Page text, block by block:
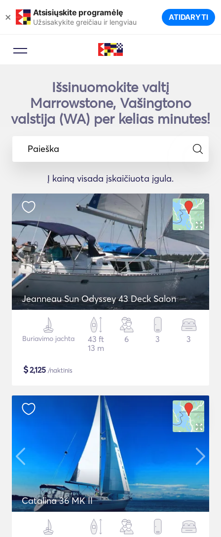
× Atsisiųskite programėlę
Užsisakykite greičiau ir lengviau ATIDARYTI
Išsinuomokite valtį
Marrowstone, Vašingtono
valstija (WA) per kelias minutes!
Paieška
Į kainą visada įskaičiuota įgula.
Jeanneau Sun Odyssey 43 Deck Salon
Buriavimo jachta
43 ft
13 m
6 3 3
$2,125 /naktinis
Catalina 36 MK II